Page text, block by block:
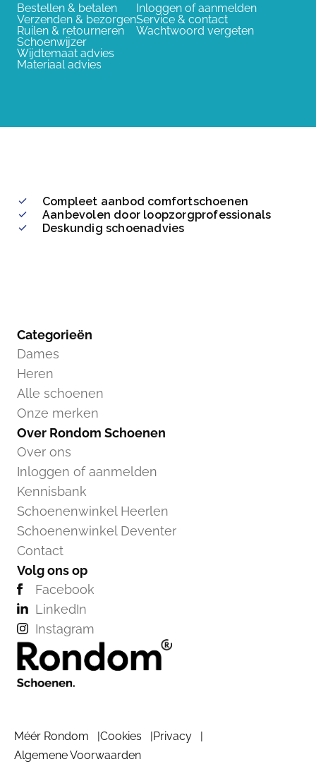
Bestellen & betalen
Verzenden & bezorgen
Ruilen & retourneren
Schoenwijzer
Wijdtemaat advies
Materiaal advies
Inloggen of aanmelden
Service & contact
Wachtwoord vergeten
Compleet aanbod comfortschoenen
Aanbevolen door loopzorgprofessionals
Deskundig schoenadvies
Categorieën
Dames
Heren
Alle schoenen
Onze merken
Over Rondom Schoenen
Over ons
Inloggen of aanmelden
Kennisbank
Schoenenwinkel Heerlen
Schoenenwinkel Deventer
Contact
Volg ons op
Facebook
LinkedIn
Instagram
Méér Rondom Cookies
Privacy
Algemene Voorwaarden